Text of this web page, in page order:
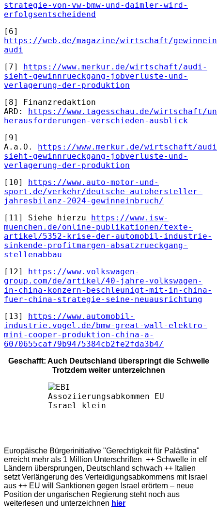
strategie-von-vw-bmw-und-daimler-wird-
erfolgsentscheidend
[6]
https://web.de/magazine/wirtschaft/
audi
[7] https://www.merkur.de/wirtschaft/audi-
sieht-gewinnrueckgang-jobverluste-und-
verlagerung-der-produktion
[8] Finanzredaktion
ARD: https://www.tagesschau.de/wirtschaft/
herausforderungen-verschieden-ausblick
[9]
A.a.O. https://www.merkur.de/wirtschaft/
sieht-gewinnrueckgang-jobverluste-und-
verlagerung-der-produktion
[10] https://www.auto-motor-und-
sport.de/verkehr/deutsche-autohersteller-
jahresbilanz-2024-gewinneinbruch/
[11] Siehe hierzu https://www.isw-
muenchen.de/online-publikationen/texte-
artikel/5352-krise-der-automobil-industrie-
sinkende-profitmargen-absatzrueckgang-
stellenabbau
[12] https://www.volkswagen-
group.com/de/artikel/40-jahre-volkswagen-
in-china-konzern-beschleunigt-mit-in-china-
fuer-china-strategie-seine-neuausrichtung
[13] https://www.automobil-
industrie.vogel.de/bmw-great-wall-elektro-
mini-cooper-produktion-china-a-
6070655caf79b9475384cb2fe2fda3b4/
Geschafft: Auch Deutschland überspringt die Schwelle
Trotzdem weiter unterzeichnen
Europäische Bürgerinitiative "Gerechtigkeit für Palästina"
erreicht mehr als 1 Million Unterschriften ++ Schwelle in elf
Ländern übersprungen, Deutschland schwach ++ Italien
setzt Verlängerung des Verteidigungsabkommens mit Israel
aus ++ EU will Sanktionen gegen Israel erörtern – neue
Position der ungarischen Regierung steht noch aus
weiterlesen und unterzeichnen hier